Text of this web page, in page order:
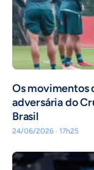
Os movimentos
adversária do
Brasil
24/06/2026 · 17h25